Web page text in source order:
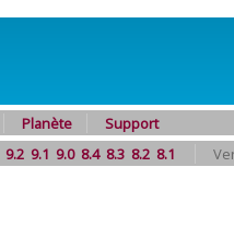
Planète
Support
9.2 9.1 9.0 8.4 8.3 8.2 8.1